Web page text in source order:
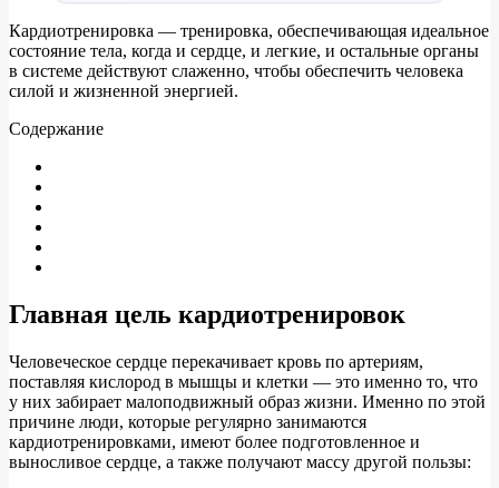
Кардиотренировка — тренировка, обеспечивающая идеальное
состояние тела, когда и сердце, и легкие, и остальные органы
в системе действуют слаженно, чтобы обеспечить человека
силой и жизненной энергией.
Содержание
Главная цель кардиотренировок
Человеческое сердце перекачивает кровь по артериям,
поставляя кислород в мышцы и клетки — это именно то, что
у них забирает малоподвижный образ жизни. Именно по этой
причине люди, которые регулярно занимаются
кардиотренировками, имеют более подготовленное и
выносливое сердце, а также получают массу другой пользы: